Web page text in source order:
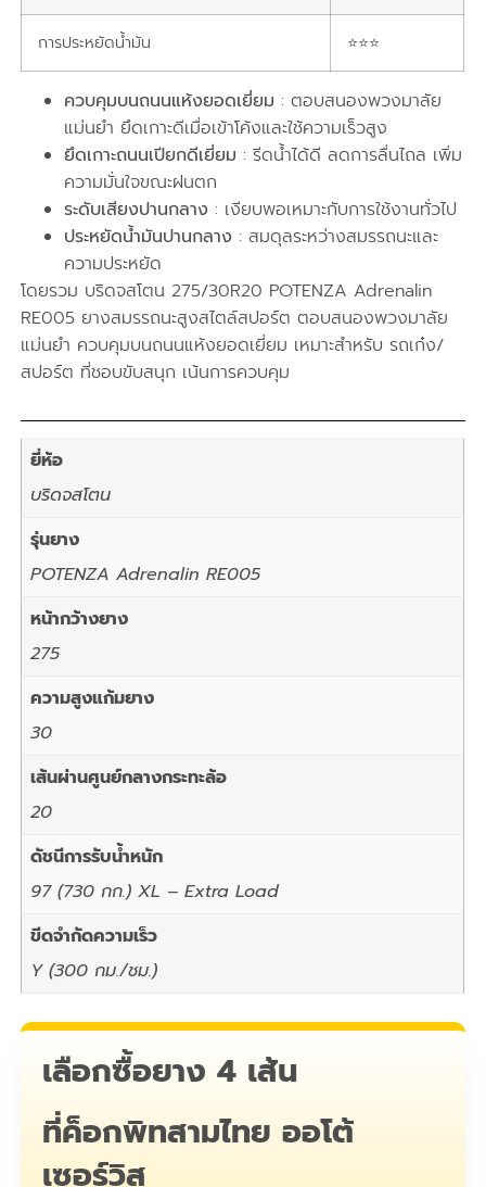
การประหยัดน้ำมัน ⭐⭐⭐
ควบคุมบนถนนแห้งยอดเยี่ยม : ตอบสนองพวงมาลัย
แม่นยำ ยึดเกาะดีเมื่อเข้าโค้งและใช้ความเร็วสูง
ยึดเกาะถนนเปียกดีเยี่ยม : รีดน้ำได้ดี ลดการลื่นไถล เพิ่ม
ความมั่นใจขณะฝนตก
ระดับเสียงปานกลาง : เงียบพอเหมาะกับการใช้งานทั่วไป
ประหยัดน้ำมันปานกลาง : สมดุลระหว่างสมรรถนะและ
ความประหยัด
โดยรวม บริดจสโตน 275/30R20 POTENZA Adrenalin
RE005 ยางสมรรถนะสูงสไตล์สปอร์ต ตอบสนองพวงมาลัย
แม่นยำ ควบคุมบนถนนแห้งยอดเยี่ยม เหมาะสำหรับ รถเก๋ง/
สปอร์ต ที่ชอบขับสนุก เน้นการควบคุม
ยี่ห้อ
บริดจสโตน
รุ่นยาง
POTENZA Adrenalin RE005
หน้ากว้างยาง
275
ความสูงแก้มยาง
30
เส้นผ่านศูนย์กลางกระทะล้อ
20
ดัชนีการรับน้ำหนัก
97 (730 กก.) XL – Extra Load
ขีดจำกัดความเร็ว
Y (300 กม./ชม.)
เลือกซื้อยาง 4 เส้น
ที่ค็อกพิทสามไทย ออโต้
เซอร์วิส